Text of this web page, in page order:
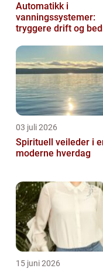
Automatikk i
vanningssystemer:
tryggere drift og
03 juli 2026
Spirituell veileder i
moderne hverdag
15 juni 2026